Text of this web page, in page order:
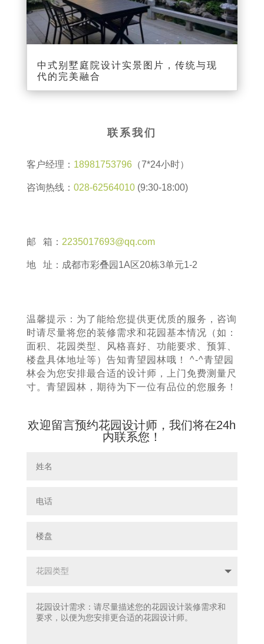
中式别墅庭院设计实景图片，传统与现
代的完美融合
联系我们
客户经理： 18981753796（7*24小时）
咨询热线： 028-62564010(9:30-18:00)
邮 箱： 2235017693@qq.com
地 址：成都市彩叠园1A区20栋3单元1-2
温馨提示：为了能给您提供更优质的服务，咨询
时请尽量将您的装修需求和花园基本情况（如：
面积、花园类型、风格喜好、功能要求、预算、
楼盘具体地址等）告知青望园林哦！ ^-^青望园
林会为您安排最合适的设计师，上门免费测量尺
寸。青望园林，期待为下一位有品位的您服务！
欢迎留言预约花园设计师，我们将在24h
内联系您！